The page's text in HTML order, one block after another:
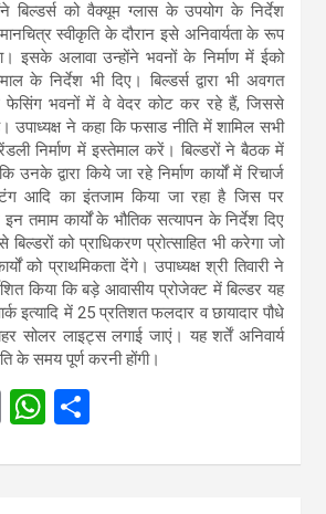
बिल्डर्स को वैक्यूम ग्लास के उपयोग के निर्देश
स्वीकृति के दौरान इसे अनिवार्यता के रूप
इसके अलावा उन्होंने भवनों के निर्माण में ईको
के निर्देश भी दिए। बिल्डर्स द्वारा भी अवगत
फेसिंग भवनों में वे वेदर कोट कर रहे हैं, जिससे
उपाध्यक्ष ने कहा कि फसाड नीति में शामिल सभी
निर्माण में इस्तेमाल करें। बिल्डरों ने बैठक में
द्वारा किये जा रहे निर्माण कार्यों में रिचार्ज
आदि का इंतजाम किया जा रहा है जिस पर
इन तमाम कार्यों के भौतिक सत्यापन के निर्देश दिए
को प्राधिकरण प्रोत्साहित भी करेगा जो
को प्राथमिकता देंगे। उपाध्यक्ष श्री तिवारी ने
किया कि बड़े आवासीय प्रोजेक्ट में बिल्डर यह
इत्यादि में 25 प्रतिशत फलदार व छायादार पौधे
सोलर लाइट्स लगाई जाएं। यह शर्तें अनिवार्य
के समय पूर्ण करनी होंगी।
E
ail
W
at ar